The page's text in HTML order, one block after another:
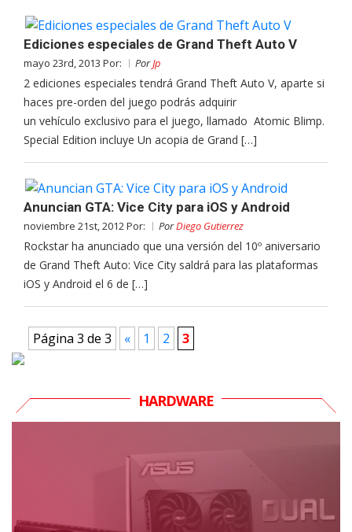
Ediciones especiales de Grand Theft Auto V
mayo 23rd, 2013 Por: PorJp
2 ediciones especiales tendrá Grand Theft Auto V, aparte si
haces pre-orden del juego podrás adquirir
un vehículo exclusivo para el juego, llamado Atomic Blimp.
Special Edition incluye Un acopia de Grand […]
Anuncian GTA: Vice City para iOS y Android
noviembre 21st, 2012 Por: PorDiego Gutierrez
Rockstar ha anunciado que una versión del 10º aniversario
de Grand Theft Auto: Vice City saldrá para las plataformas
iOS y Android el 6 de […]
Página 3 de 3 « 1 2 3
HARDWARE